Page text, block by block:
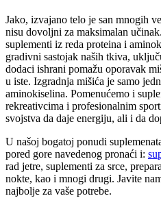
Jako, izvajano telo je san mnogih
nisu dovoljni za maksimalan
suplementi iz reda proteina i
gradivni sastojak naših tkiva,
dodaci ishrani pomažu oporavak
u iste. Izgradnja mišića je samo
aminokiselina. Pomenućemo i
rekreativcima i profesionalnim
svojstva da daje energiju, ali i da
U našoj bogatoj ponudi
pored gore navedenog pronaći i:
rad jetre, suplementi za srce,
nokte, kao i mnogi drugi. Javite
najbolje za vaše potrebe.